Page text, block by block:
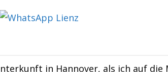
in Hannover, als ich auf die